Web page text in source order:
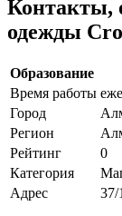
Контакты,
одежды
Образование
Время работы
Город
Регион
Рейтинг
0
Категория
Адрес
37/